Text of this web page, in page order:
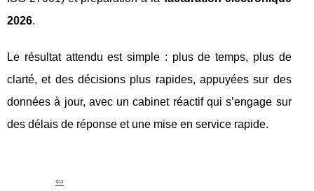
2026.
Le résultat attendu est simple : plus de temps, plus de
clarté, et des décisions plus rapides, appuyées sur des
données à jour, avec un cabinet réactif qui s’engage sur
des délais de réponse et une mise en service rapide.